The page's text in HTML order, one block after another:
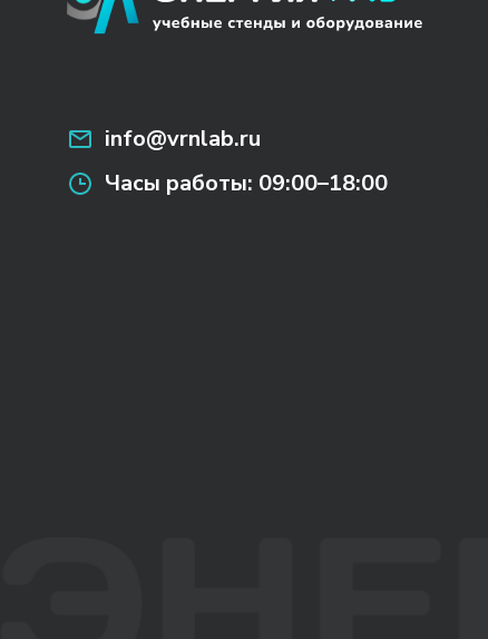
info@vrnlab.ru
Часы работы: 09:00–18:00